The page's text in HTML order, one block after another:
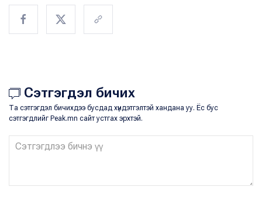
Сэтгэгдэл бичих
Та сэтгэгдэл бичихдээ бусдад хүндэтгэлтэй хандана уу. Ёс бус
сэтгэгдлийг Peak.mn сайт устгах эрхтэй.